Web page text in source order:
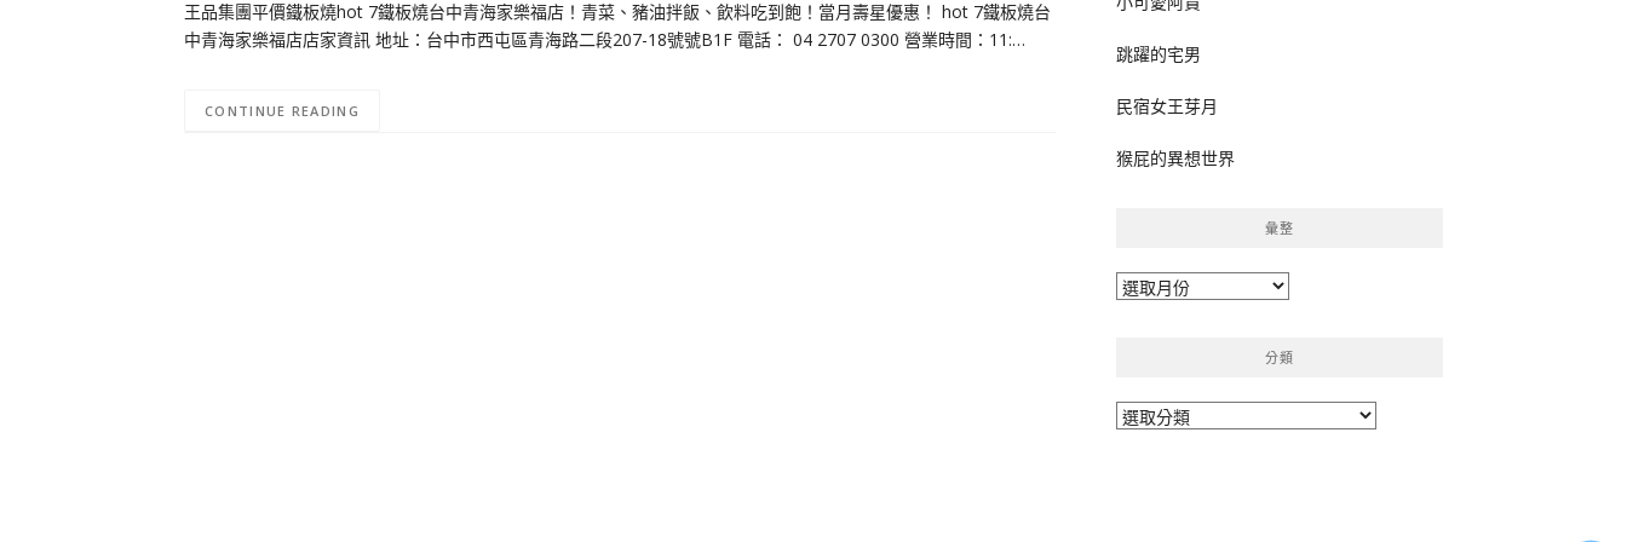
王品集團平價鐵板燒hot 7鐵板燒台中青海家樂福店！青菜、豬油拌飯、飲料吃到飽！當月壽星優惠！ hot 7鐵板燒台
中青海家樂福店店家資訊 地址：台中市西屯區青海路二段207-18號號B1F 電話： 04 2707 0300 營業時間：11:…
CONTINUE READING
跳躍的宅男
民宿女王芽月
猴屁的異想世界
彙整
彙
分類
分